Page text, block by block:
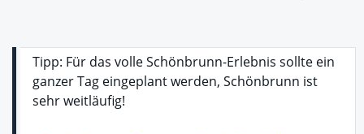
Tipp: Für das volle Schönbrunn-Erlebnis sollte ein
ganzer Tag eingeplant werden, Schönbrunn ist
sehr weitläufig!